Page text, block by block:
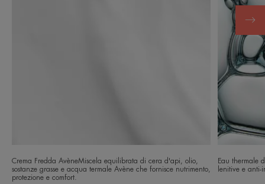
Crema Fredda AvèneMiscela equilibrata di cera d'api, olio,
sostanze grasse e acqua termale Avène che fornisce nutrimento,
protezione e comfort.
Eau thermale
lenitive e anti-